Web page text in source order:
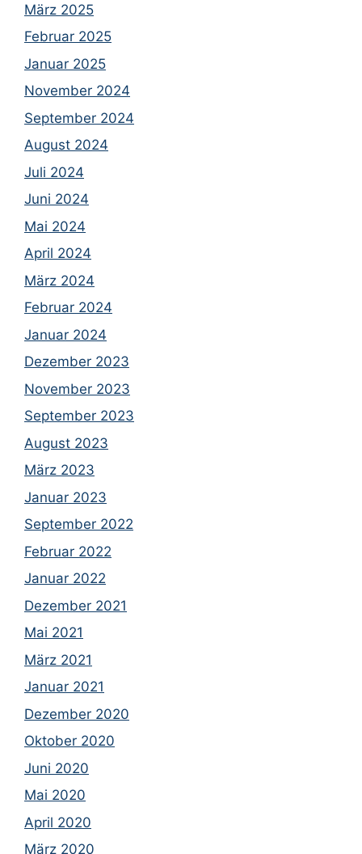
März 2025
Februar 2025
Januar 2025
November 2024
September 2024
August 2024
Juli 2024
Juni 2024
Mai 2024
April 2024
März 2024
Februar 2024
Januar 2024
Dezember 2023
November 2023
September 2023
August 2023
März 2023
Januar 2023
September 2022
Februar 2022
Januar 2022
Dezember 2021
Mai 2021
März 2021
Januar 2021
Dezember 2020
Oktober 2020
Juni 2020
Mai 2020
April 2020
März 2020